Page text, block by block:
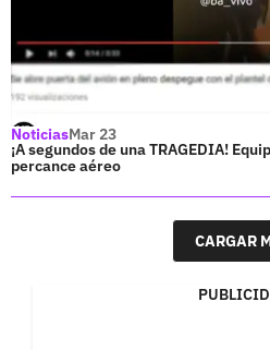
NoticiasMar 23
¡A segundos de una TRAGEDIA!
percance aéreo
CARGAR